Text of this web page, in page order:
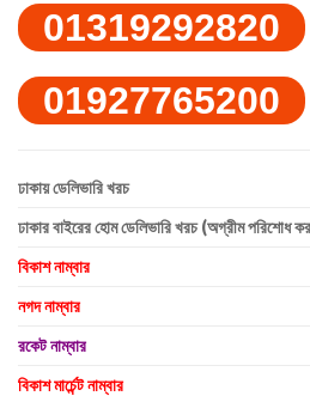
01319292820
01927765200
ঢাকায় ডেলিভারি খরচ
ঢাকার বাইরের হোম ডেলিভারি খরচ (অগ্রীম পরিশোধ
বিকাশ নাম্বার
নগদ নাম্বার
রকেট নাম্বার
বিকাশ মার্চেন্ট নাম্বার